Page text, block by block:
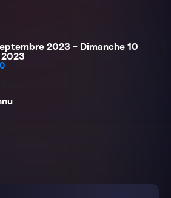
2023 - Dimanche 10